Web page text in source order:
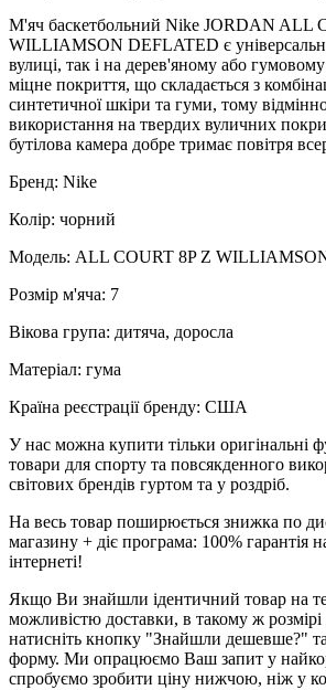
М'яч баскетбольний Nike JORDAN ALL
WILLIAMSON DEFLATED є
вулиці, так і на дерев'яному або
міцне покриття, що складається з
синтетичної шкіри та гуми, тому
використання на твердих вуличних
бутілова камера добре тримає повітря
Бренд: Nike
Колір: чорний
Модель: ALL COURT 8P Z
Розмір м'яча: 7
Вікова група: дитяча, доросла
Матеріал: гума
Країна реєстрації бренду: США
У нас можна купити тільки оригінальні
товари для спорту та повсякденного
світових брендів гуртом та у роздріб.
На весь товар поширюється знижка по
магазину + діє програма: 100% гарантія
інтернеті!
Якщо Ви знайшли ідентичний товар на
можливістю доставки, в такому ж
натисніть кнопку "Знайшли дешевше?" та
форму. Ми опрацюємо Ваш запит у
спробуємо зробити ціну нижчою, ніж у